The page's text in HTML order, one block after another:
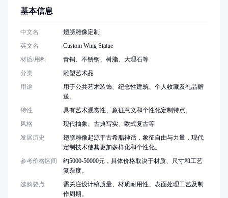
基本信息
中文名
翅膀雕像定制
英文名
Custom Wing Statue
材质/用料
青铜、不锈钢、树脂、大理石等
分类
雕塑艺术品
用途
用于公共艺术装饰、纪念性建筑、个人收藏及礼品赠
送。
特性
具有艺术观赏性、象征意义和个性化定制特点。
风格
现代抽象、古典写实、欧式复古等
发展历史
翅膀雕像起源于古希腊神话，象征自由与力量，现代
定制技术使其更加多样化和个性化。
参考价格区间
约5000-50000元，具体价格取决于材质、尺寸和工艺
复杂度。
选购要点
需关注设计稿质量、材质耐用性、表面处理工艺及制
作周期。